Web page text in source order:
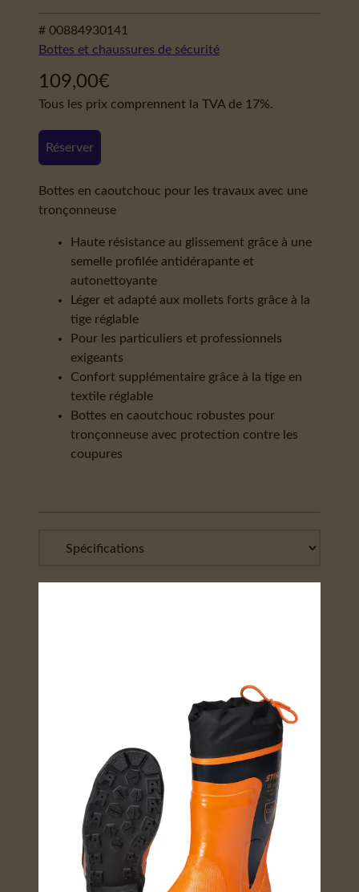
# 00884930141
Bottes et chaussures de sécurité
109,00€
Tous les prix comprennent la TVA de 17%.
Réserver
Bottes en caoutchouc pour les travaux avec une
tronçonneuse
Haute résistance au glissement grâce à une
semelle profilée antidérapante et
autonettoyante
Léger et adapté aux mollets forts grâce à la
tige réglable
Pour les particuliers et professionnels
exigeants
Confort supplémentaire grâce à la tige en
textile réglable
Bottes en caoutchouc robustes pour
tronçonneuse avec protection contre les
coupures